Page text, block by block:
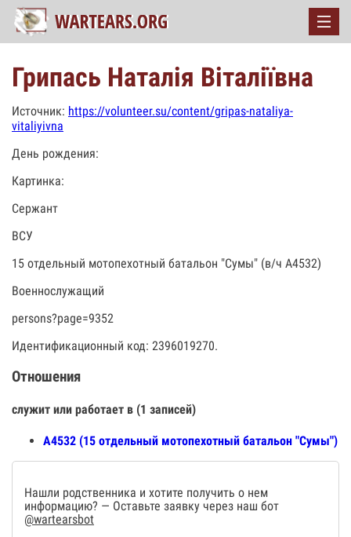
Грипась Наталія Віталіївна
Источник: https://volunteer.su/content/gripas-nataliya-
vitaliyivna
День рождения:
Картинка:
Сержант
ВСУ
15 отдельный мотопехотный батальон "Сумы" (в/ч А4532)
Военнослужащий
persons?page=9352
Идентификационный код: 2396019270.
Отношения
служит или работает в (1 записей)
А4532 (15 отдельный мотопехотный батальон "Сумы")
Нашли родственника и хотите получить о нем
информацию? — Оставьте заявку через наш бот
@wartearsbot